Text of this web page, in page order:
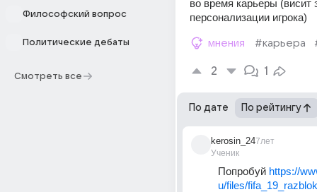
Философский вопрос
Политические дебаты
Смотреть все
во время карьеры (висит
персонализации игрока)
мнения #карьера
2 1
По дате По рейтингу
kerosin_24
Ученик
7лет
Попробуй https://
u/files/